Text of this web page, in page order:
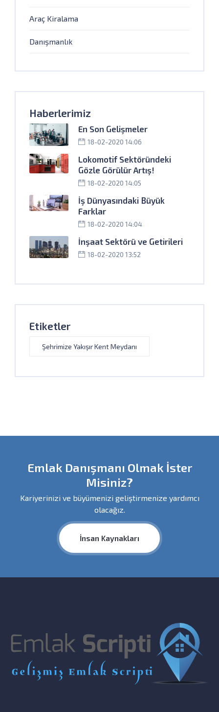
Araç Kiralama
Danışmanlık
Haberlerimiz
En Son Gelişmeler
18-02-2020 14:06
Lokomotif Sektöründeki
Gözle Görülür Artış!
18-02-2020 14:05
İş Dünyasındaki Büyük
Farklar
18-02-2020 14:04
İnşaat Sektörü ve Getirileri
18-02-2020 13:52
Etiketler
Şehrimize Yakışır Kent Meydanı
Emlak Danışmanı Olmak İster
Misiniz?
Kariyerinizi ve büyümenizi geliştirmenize yardımcı
olacağız.
İnsan Kaynakları